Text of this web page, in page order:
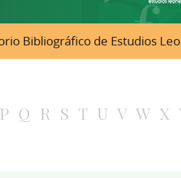
Bibliográfico de Estudios
P Q R S T U V W X